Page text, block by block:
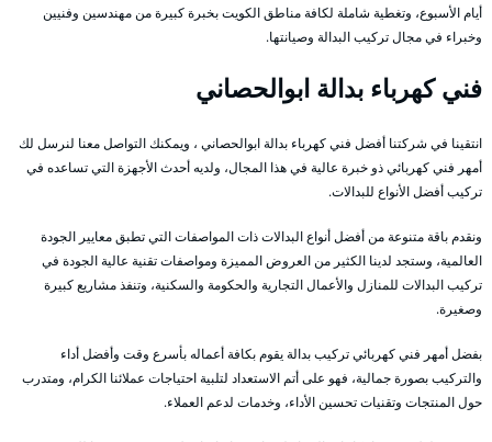
أيام الأسبوع، وتغطية شاملة لكافة مناطق الكويت بخبرة كبيرة من مهندسين وفنيين
وخبراء في مجال تركيب البدالة وصيانتها.
فني كهرباء بدالة ابوالحصاني
انتقينا في شركتنا أفضل فني كهرباء بدالة ابوالحصاني ، ويمكنك التواصل معنا لنرسل لك
أمهر فني كهربائي ذو خبرة عالية في هذا المجال، ولديه أحدث الأجهزة التي تساعده في
تركيب أفضل الأنواع للبدالات.
ونقدم باقة متنوعة من أفضل أنواع البدالات ذات المواصفات التي تطبق معايير الجودة
العالمية، وستجد لدينا الكثير من العروض المميزة ومواصفات تقنية عالية الجودة في
تركيب البدالات للمنازل والأعمال التجارية والحكومة والسكنية، وتنفذ مشاريع كبيرة
وصغيرة.
بفضل أمهر فني كهربائي تركيب بدالة يقوم بكافة أعماله بأسرع وقت وأفضل أداء
والتركيب بصورة جمالية، فهو على أتم الاستعداد لتلبية احتياجات عملائنا الكرام، ومتدرب
حول المنتجات وتقنيات تحسين الأداء، وخدمات لدعم العملاء.